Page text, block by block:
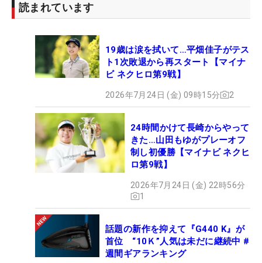
●10年後に何をしている？
「32歳か。お母さんであってほしいです。ママさん
ツアープレーヤーで、めちゃ勝っていたいです」
「韓国ドラマ。最近面白かったのは『相続者たち』
かな」
●これだけは誰にも負けない自信のあるものは？
「100ヤード以内のショット！」
「家！ マンションでいいので。今は実家暮らしで
●「今までで一番緊張したことは？
読まれています
19歳は涙を拭いて…平畑佳子がテス
ト1次敗退から再スタート【マイナ
ビ ネクヒロ第9戦】
2026年7月24日 (金) 09時15分 2
24時間かけて長崎からやって
きた…山田もゆがプレーオフ
制し初優勝【マイナビ ネクヒ
ロ第9戦】
2026年7月24日 (金) 22時56分
1
話題の新作を抑えて『G440 K』が
首位 “10Ｋ”人気は未だに継続中 #
週間ギアランキング